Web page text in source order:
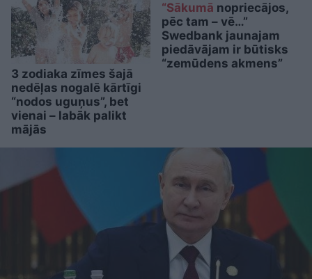
3 zodiaka zīmes šajā
nedēļas nogalē kārtīgi
“nodos uguņus”, bet
vienai – labāk palikt
mājās
“Sākumā nopriecājos,
pēc tam – vē…”
Swedbank jaunajam
piedāvājam ir būtisks
“zemūdens akmens”